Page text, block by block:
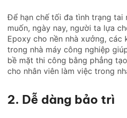
Để hạn chế tối đa tình trạng tai
muốn, ngày nay, người ta lựa
Epoxy cho nền nhà xưởng, các
trong nhà máy công nghiệp
bề mặt thi công bằng phẳng
cho nhân viên làm việc trong
2. Dễ dàng bảo trì